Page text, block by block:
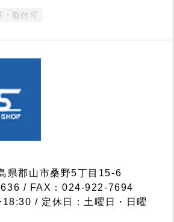
・取付可
郡山市桑野5丁目15-6
/ FAX：024-922-7694
/ 定休日：土曜日・日曜